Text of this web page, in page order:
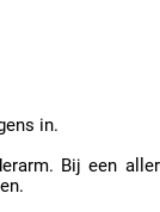
in.
Bij een